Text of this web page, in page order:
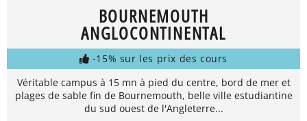
BOURNEMOUTH
ANGLOCONTINENTAL
-15% sur les prix des cours
Véritable campus à 15 mn à pied du centre, bord de mer et
plages de sable fin de Bournemouth, belle ville estudiantine
du sud ouest de l'Angleterre...